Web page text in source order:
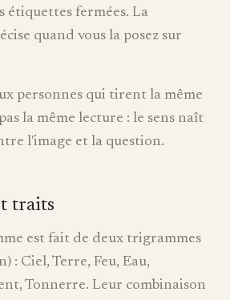
étiquettes fermées. La
quand vous la posez sur
personnes qui tirent la même
la même lecture : le sens naît
l'image et la question.
traits
est fait de deux trigrammes
: Ciel, Terre, Feu, Eau,
Tonnerre. Leur combinaison